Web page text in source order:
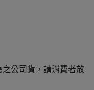
之公司貨，請消費者放